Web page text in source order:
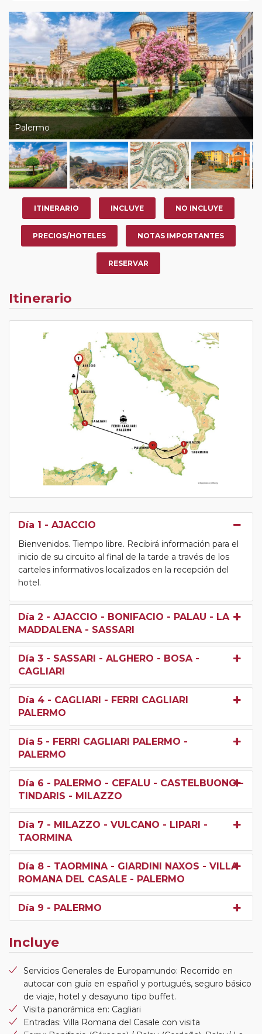
Pasajero Club:este circuito, en cualquier época del
año, ofrece a los pasajeros que ya hayan viajado con
nosotros en los últimos 3 años y que pertenezcan a
nuestro Club de Pasajeros (cuya obtención se realiza
tras rellenar el cuestionario de satisfacción en "Mi viaje")
o los que estén en luna de miel contarán con un
descuento del 5%.
Palermo
ITINERARIO INCLUYE NO INCLUYE
PRECIOS/HOTELES NOTAS IMPORTANTES
RESERVAR
Itinerario
Día 1 - AJACCIO
Bienvenidos. Tiempo libre. Recibirá información para el
inicio de su circuito al final de la tarde a través de los
carteles informativos localizados en la recepción del
hotel.
Día 2 - AJACCIO - BONIFACIO - PALAU - LA
MADDALENA - SASSARI
Día 3 - SASSARI - ALGHERO - BOSA -
CAGLIARI
Día 4 - CAGLIARI - FERRI CAGLIARI
PALERMO
Día 5 - FERRI CAGLIARI PALERMO -
PALERMO
Día 6 - PALERMO - CEFALU - CASTELBUONO -
TINDARIS - MILAZZO
Día 7 - MILAZZO - VULCANO - LIPARI -
TAORMINA
Día 8 - TAORMINA - GIARDINI NAXOS - VILLA
ROMANA DEL CASALE - PALERMO
Día 9 - PALERMO
Incluye
Servicios Generales de Europamundo: Recorrido en
autocar con guía en español y portugués, seguro básico
de viaje, hotel y desayuno tipo buffet.
Visita panorámica en: Cagliari
Entradas: Villa Romana del Casale con visita